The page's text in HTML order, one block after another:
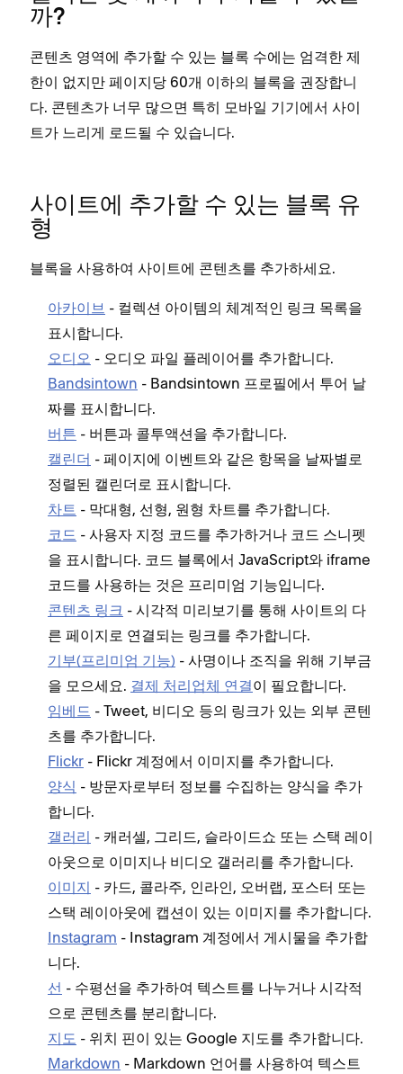
까?
콘텐츠 영역에 추가할 수 있는 블록 수에는 엄격한 제
한이 없지만 페이지당 60개 이하의 블록을 권장합니
다. 콘텐츠가 너무 많으면 특히 모바일 기기에서 사이
트가 느리게 로드될 수 있습니다.
사이트에 추가할 수 있는 블록 유
형
블록을 사용하여 사이트에 콘텐츠를 추가하세요.
아카이브 - 컬렉션 아이템의 체계적인 링크 목록을
표시합니다.
오디오 - 오디오 파일 플레이어를 추가합니다.
Bandsintown - Bandsintown 프로필에서 투어 날
짜를 표시합니다.
버튼 - 버튼과 콜투액션을 추가합니다.
캘린더 - 페이지에 이벤트와 같은 항목을 날짜별로
정렬된 캘린더로 표시합니다.
차트 - 막대형, 선형, 원형 차트를 추가합니다.
코드 - 사용자 지정 코드를 추가하거나 코드 스니펫
을 표시합니다. 코드 블록에서 JavaScript와 iframe
코드를 사용하는 것은 프리미엄 기능입니다.
콘텐츠 링크 - 시각적 미리보기를 통해 사이트의 다
른 페이지로 연결되는 링크를 추가합니다.
기부(프리미엄 기능) - 사명이나 조직을 위해 기부금
을 모으세요. 결제 처리업체 연결이 필요합니다.
임베드 - Tweet, 비디오 등의 링크가 있는 외부 콘텐
츠를 추가합니다.
Flickr - Flickr 계정에서 이미지를 추가합니다.
양식 - 방문자로부터 정보를 수집하는 양식을 추가
합니다.
갤러리 - 캐러셀, 그리드, 슬라이드쇼 또는 스택 레이
아웃으로 이미지나 비디오 갤러리를 추가합니다.
이미지 - 카드, 콜라주, 인라인, 오버랩, 포스터 또는
스택 레이아웃에 캡션이 있는 이미지를 추가합니다.
Instagram - Instagram 계정에서 게시물을 추가합
니다.
선 - 수평선을 추가하여 텍스트를 나누거나 시각적
으로 콘텐츠를 분리합니다.
지도 - 위치 핀이 있는 Google 지도를 추가합니다.
Markdown - Markdown 언어를 사용하여 텍스트